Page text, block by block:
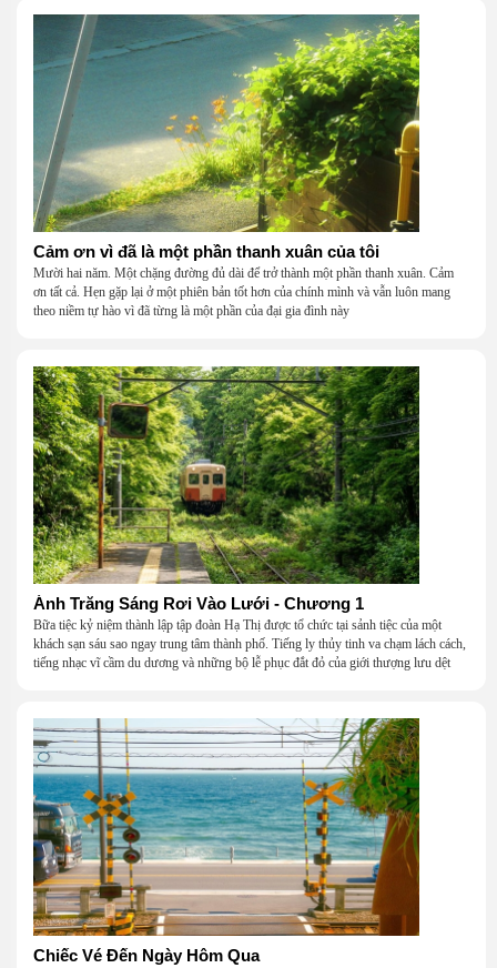
Cảm ơn vì đã là một phần thanh xuân của tôi
Mười hai năm. Một chặng đường đủ dài để trở thành một phần thanh xuân. Cảm
ơn tất cả. Hẹn gặp lại ở một phiên bản tốt hơn của chính mình và vẫn luôn mang
theo niềm tự hào vì đã từng là một phần của đại gia đình này
Ánh Trăng Sáng Rơi Vào Lưới - Chương 1
Bữa tiệc kỷ niệm thành lập tập đoàn Hạ Thị được tổ chức tại sảnh tiệc của một
khách sạn sáu sao ngay trung tâm thành phố. Tiếng ly thủy tinh va chạm lách cách,
tiếng nhạc vĩ cầm du dương và những bộ lễ phục đắt đỏ của giới thượng lưu dệt
Chiếc Vé Đến Ngày Hôm Qua